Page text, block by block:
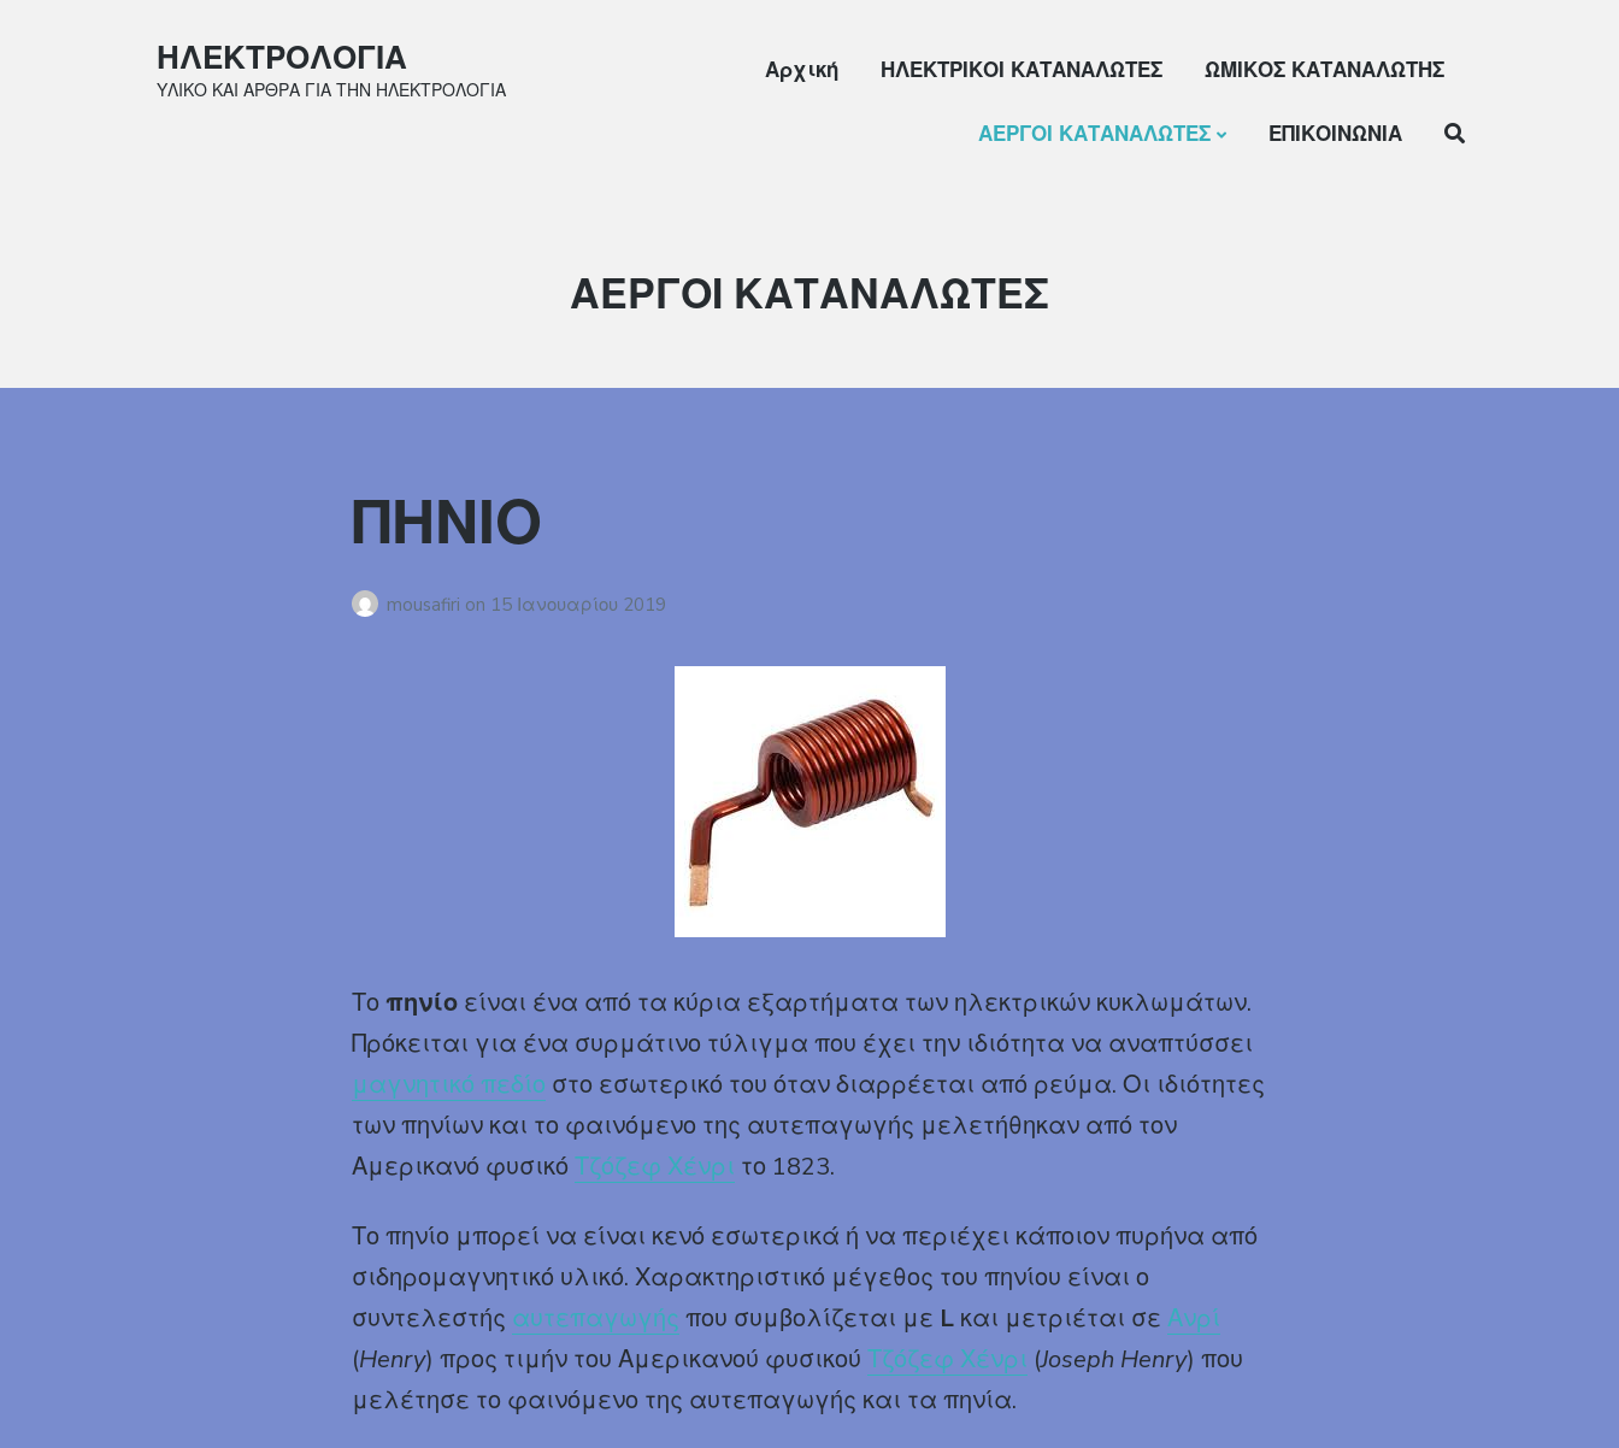
ΗΛΕΚΤΡΟΛΟΓΙΑ
ΥΛΙΚΟ ΚΑΙ ΑΡΘΡΑ ΓΙΑ ΤΗΝ ΗΛΕΚΤΡΟΛΟΓΙΑ
Αρχική ΗΛΕΚΤΡΙΚΟΙ ΚΑΤΑΝΑΛΩΤΕΣ ΩΜΙΚΟΣ ΚΑΤΑΝΑΛΩΤΗΣ
ΑΕΡΓΟΙ ΚΑΤΑΝΑΛΩΤΕΣ ΕΠΙΚΟΙΝΩΝΙΑ
Κατηγορία:
ΑΕΡΓΟΙ ΚΑΤΑΝΑΛΩΤΕΣ
ΠΗΝΙΟ
mousafiri on 15 Ιανουαρίου 2019
Τοπηνίο είναι ένα από τα κύρια εξαρτήματα των ηλεκτρικών κυκλωμάτων.
Πρόκειται για ένα συρμάτινο τύλιγμα που έχει την ιδιότητα να αναπτύσσει
μαγνητικό πεδίο στο εσωτερικό του όταν διαρρέεται από ρεύμα. Οι ιδιότητες
των πηνίων και το φαινόμενο της αυτεπαγωγής μελετήθηκαν από τον
Αμερικανό φυσικόΤζόζεφ Χένρι το 1823.
Το πηνίο μπορεί να είναι κενό εσωτερικά ή να περιέχει κάποιον πυρήνα από
σιδηρομαγνητικό υλικό. Χαρακτηριστικό μέγεθος του πηνίου είναι ο
συντελεστής αυτεπαγωγής που συμβολίζεται με L και μετριέται σεΑνρί
(Henry) προς τιμήν του Αμερικανού φυσικούΤζόζεφ Χένρι (Joseph Henry) που
μελέτησε το φαινόμενο της αυτεπαγωγής και τα πηνία.